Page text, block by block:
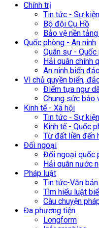
Chính trị
Tin tức - Sự kiện
Bộ đội Cụ Hồ
Bảo vệ nền
Quốc phòng - An ninh
Quân sự - Quốc
Hải quân chính
An ninh biển
Vì chủ quyền biển,
Điểm tựa ngư
Chung sức bảo
Kinh tế - Xã hội
Tin tức - Sự kiện
Kinh tế - Quốc
Từ đất liền đến
Đối ngoại
Đối ngoại quốc
Hải quân nước
Pháp luật
Tin tức-Văn
Tìm hiểu luật
Câu chuyện
Đa phương tiện
Longform